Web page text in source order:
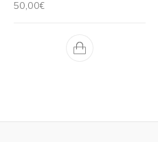
50,00€